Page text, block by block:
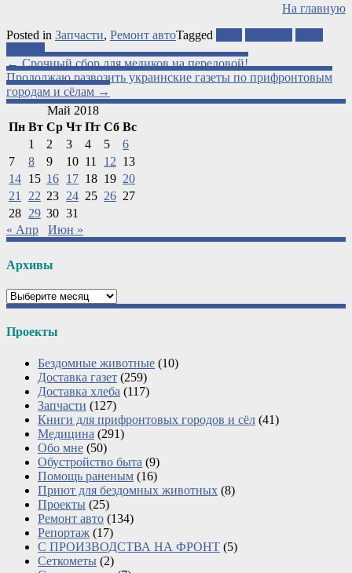
На главную
Posted in Запчасти, Ремонт автоTagged
Post
navigation
←Срочный сбор для медиков на передовой!
Продолжаю развозить украинские газеты по прифронтовым
городам и сёлам →
Май 2018
Пн Вт Ср Чт Пт Сб Вс
1
2 3 4 5
6
7
8 9 10 11 12 13
14 15 16 17 18 19 20
21
22 23 24 25 26 27
28 29 30 31
« Апр
Июн »
Архивы
Архивы
Проекты
Бездомные животные (10)
Доставка газет (259)
Доставка хлеба (117)
Запчасти (127)
Книги для прифронтовых городов и сёл (41)
Медицина (291)
Обо мне (50)
Обустройство быта (9)
Помощь раненым (16)
Приют для бездомных животных (8)
Проекты (25)
Ремонт авто (134)
Репортаж (17)
С ПРОИЗВОДСТВА НА ФРОНТ (5)
Сеткометы (2)